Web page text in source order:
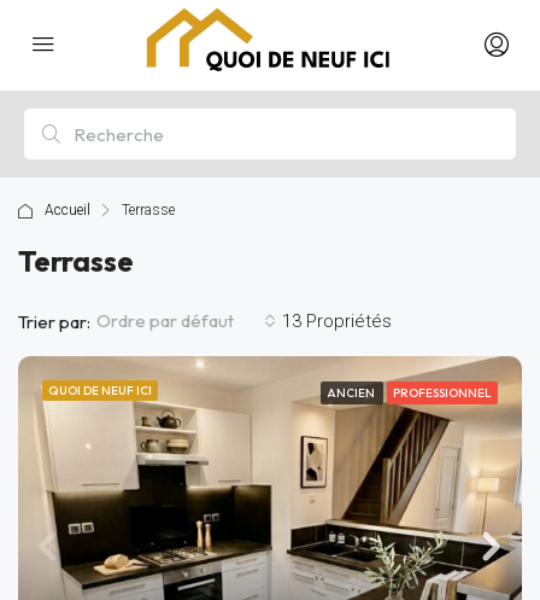
Accueil Terrasse
Terrasse
13 Propriétés
Trier par: Ordre par défaut
QUOI DE NEUF ICI ANCIEN PROFESSIONNEL